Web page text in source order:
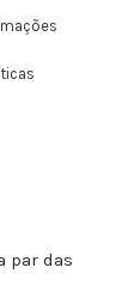
par das